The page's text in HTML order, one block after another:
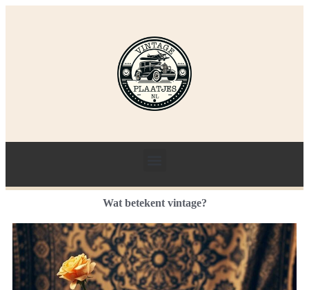
Wat betekent vintage?